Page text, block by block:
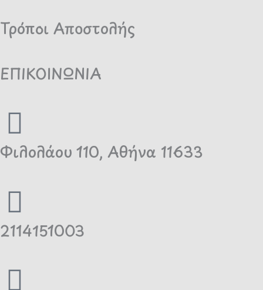
Τρόποι Αποστολής
ΕΠΙΚΟΙΝΩΝΙΑ
Φιλολάου 110, Αθήνα 11633
2114151003